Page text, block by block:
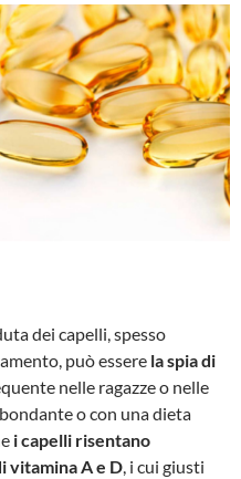
dei capelli, spesso
può essere la spia di
nelle ragazze o nelle
o con una dieta
i capelli risentano
vitamina A e D, i cui giusti